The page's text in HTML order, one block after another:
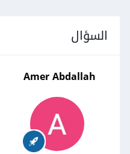
السؤال
Amer Abdallah